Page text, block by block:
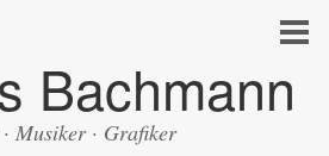
Bachmann
Musiker · Grafiker